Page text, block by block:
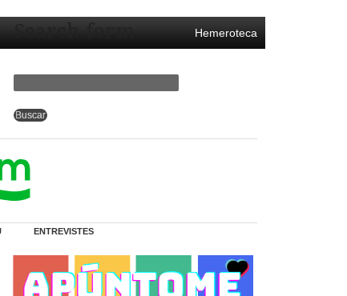
Hemeroteca
Search form
ENTREVISTES